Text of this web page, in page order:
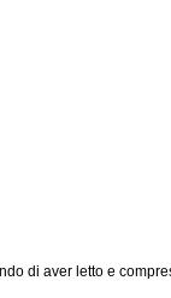
di aver letto e